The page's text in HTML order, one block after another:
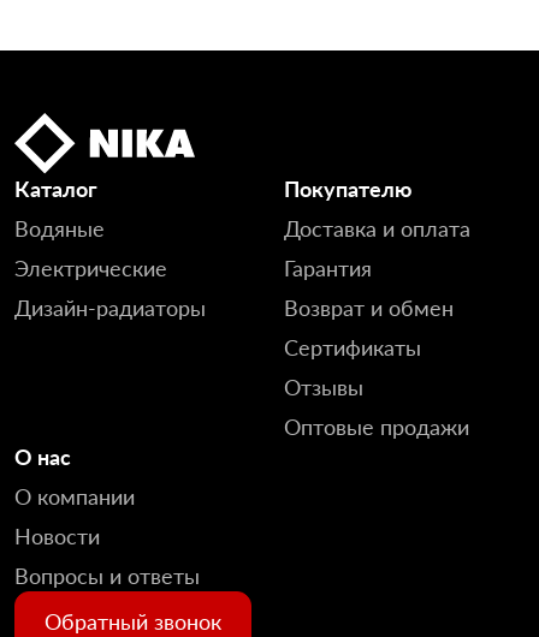
Каталог
Водяные
Электрические
Дизайн-радиаторы
Покупателю
Доставка и оплата
Гарантия
Возврат и обмен
Сертификаты
Отзывы
Оптовые продажи
О нас
О компании
Новости
Вопросы и ответы
Обратный звонок